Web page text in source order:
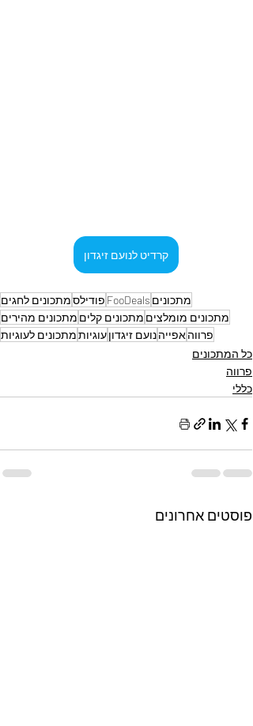
קרדיט לנועם זיגדון
מתכונים FooDeals פודילסמתכונים לחגים
מתכונים מומלצים מתכונים קלים מתכונים מהירים
פרווהאפייהנועם זיגדוןעוגיותמתכונים לעוגיות
כל המתכונים
פרווה
כללי
פוסטים אחרונים